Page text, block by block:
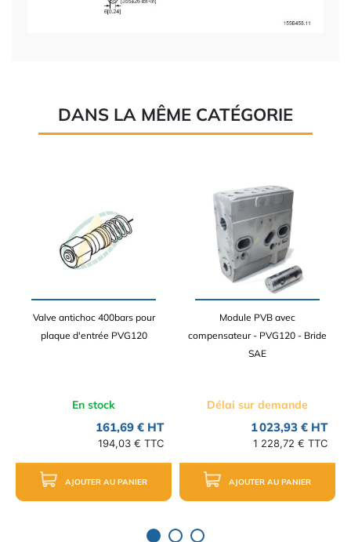
DANS LA MÊME CATÉGORIE
Valve antichoc 400bars pour
plaque d'entrée PVG120
En stock
161,69 € HT
194,03 € TTC
AJOUTER AU PANIER
Module PVB avec
compensateur - PVG120 - Bride
SAE
Délai sur demande
1 023,93 € HT
1 228,72 € TTC
AJOUTER AU PANIER